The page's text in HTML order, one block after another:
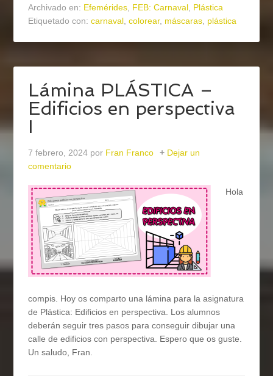
Archivado en: Efemérides, FEB: Carnaval, Plástica
Etiquetado con:carnaval,colorear, máscaras, plástica
Lámina PLÁSTICA –
Edificios en perspectiva
I
7 febrero, 2024 por Fran Franco
Dejar un
comentario
Hola
compis. Hoy os comparto una lámina para la asignatura
de Plástica: Edificios en perspectiva. Los alumnos
deberán seguir tres pasos para conseguir dibujar una
calle de edificios con perspectiva. Espero que os guste.
Un saludo, Fran.